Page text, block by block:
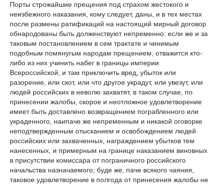
Порты строжайшие прещения под страхом жестокого и
неизбежного наказания, кому следует, даны, и в тех местах
после размены ратификаций на настоящий мирный договор
обнародованы быть долженствуют непременно: если же и за
таковым постановлением в сем трактате и чинимым
подобным помянугым народам прещением, отважится кто-
либо из них учинить набег в границы империи
Всероссийской, и там приключить вред, убыток или
разорение, или скот, или что другое украдут, или увезут, или
людей российских в неволю захватят, в таком случае, по
принесении жалобы, скорое и неотложное удовлетворение
имеет быть доставлено возвращением пограбленного или
украденного, наипаче же непременным и никакой оговорке
неподтвержденным отысканием и освобождением людей
российских или захваченных, награждением убытков тем
нанесенных, и примерным на границе наказанием виновных
в присутствии комиссара от пограничного российского
начальства назначаемого; буде же, паче всякого чаяния,
таковое удовлетворение в полгода от принесения жалобы не